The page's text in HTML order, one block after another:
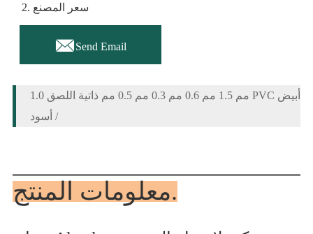
2. سعر المصنع
Send Email
1.0 مم 1.5 مم 0.6 مم 0.3 مم 0.5 مم ذاتية اللصق PVC أبيض
/ أسود
معلومات المنتج.